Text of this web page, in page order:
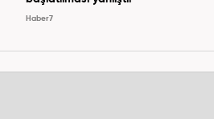
Haber7